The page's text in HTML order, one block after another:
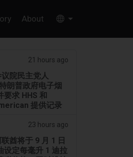
About
21 hours ago
院民主党人
朗普政府电子烟
要求 HHS 和
提供记录
23 hours ago
酋将于 9 月 1 日
设定每毫升 1 迪拉